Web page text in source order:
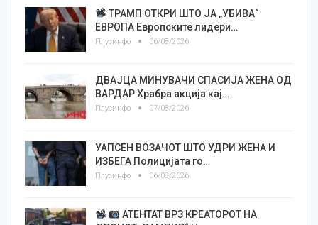
ТРАМП ОТКРИ ШТО ЈА „УБИВА“
ЕВРОПА Европските лидери…
Плусинфо 06/08/2026
ДВАЈЦА МИНУВАЧИ СПАСИЈА ЖЕНА ОД
ВАРДАР Храбра акција кај…
Плусинфо 07/08/2026
УАПСЕН ВОЗАЧОТ ШТО УДРИ ЖЕНА И
ИЗБЕГА Полицијата го…
Плусинфо 06/08/2026
АТЕНТАТ ВРЗ КРЕАТОРОТ НА